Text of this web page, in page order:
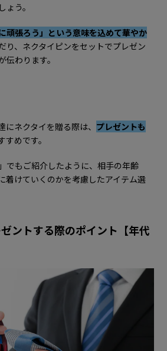
う。
頑張ろう」という意味を込めて華やか
り、ネクタイピンをセットでプレゼン
伝わります。
ネクタイを贈る際は、 プレゼントも
すめです。
でもご紹介したように、相手の年齢
着けていくのかを考慮したアイテム選
ントする際のポイント【年代